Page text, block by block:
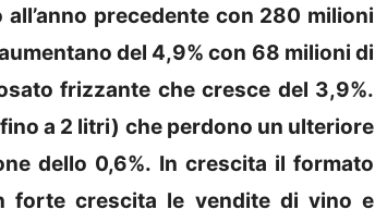
precedente con 280 milioni
del 4,9% con 68 milioni di
frizzante che cresce del 3,9%.
a 2 litri) che perdono un ulteriore
dello 0,6%. In crescita il formato
forte crescita le vendite di vino e